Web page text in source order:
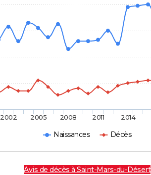
Naissances Décès
2002 2005 2008 2011 2014
Avis de décès à Saint-Mars-du-Désert